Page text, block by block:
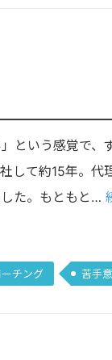
という感覚で
して約15年。
た。もともと…
チング 苦手